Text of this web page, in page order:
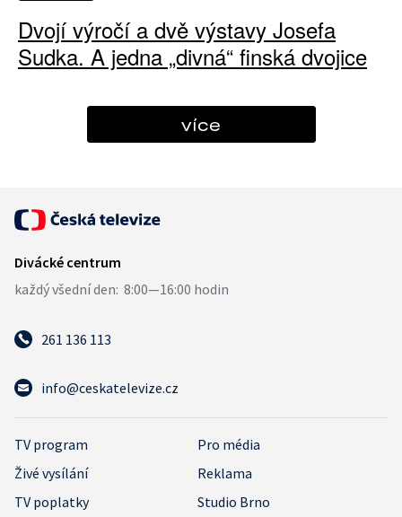
Dvojí výročí a dvě výstavy Josefa
Sudka. A jedna „divná“ finská dvojice
více
261 136 113
info@ceskatelevize.cz
TV program
Pro média
Živé vysílání
Reklama
TV poplatky
Studio Brno